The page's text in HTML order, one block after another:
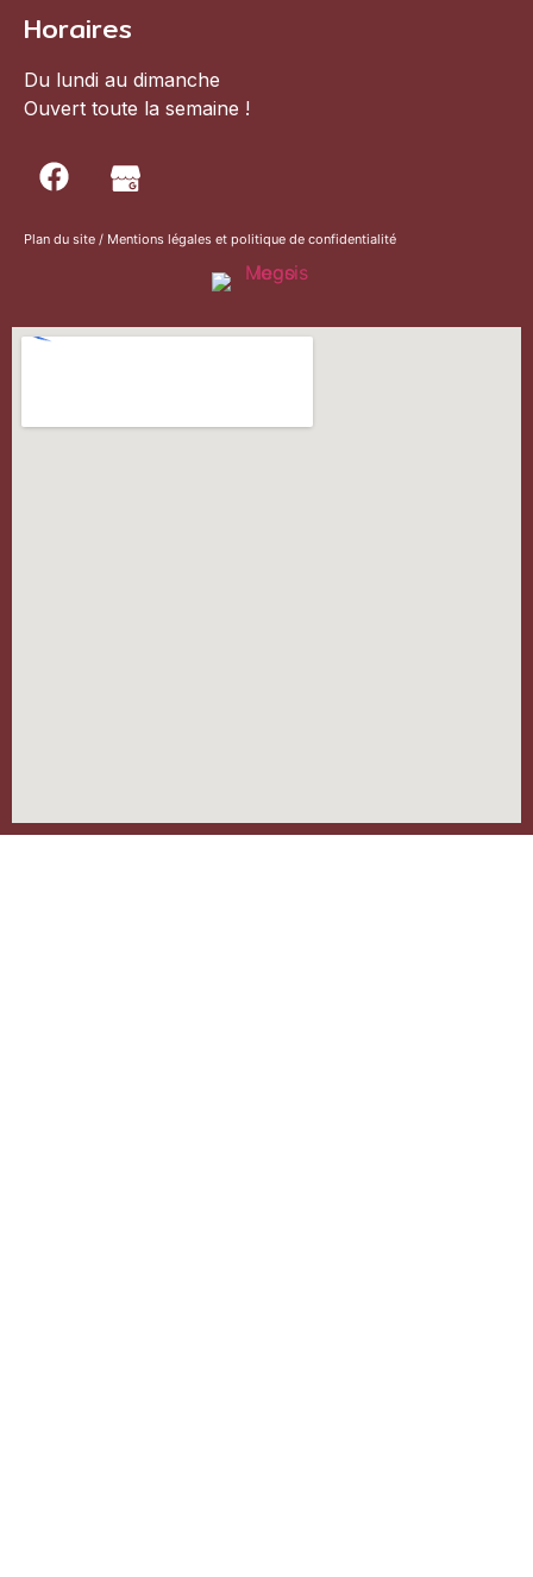
Horaires
Du lundi au dimanche
Ouvert toute la semaine !
Plan du site / Mentions légales et politique de confidentialité